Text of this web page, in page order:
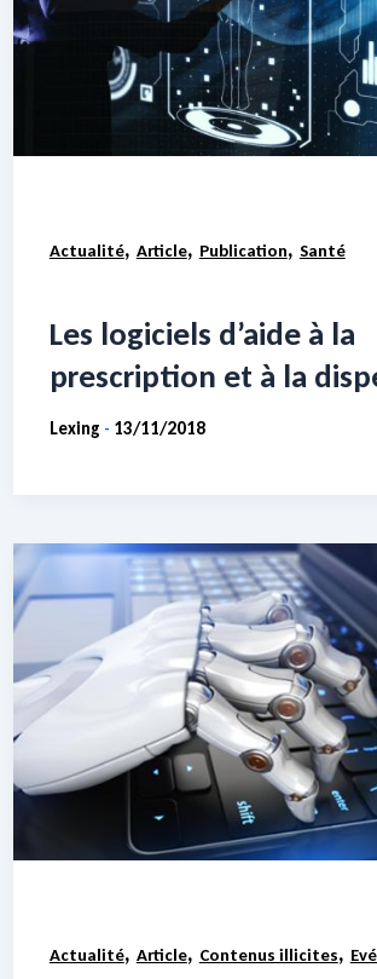
Actualité, Article, Publication, Santé
Les logiciels d’aide à la
prescription et à la
Lexing - 13/11/2018
Actualité, Article, Contenus illicites,